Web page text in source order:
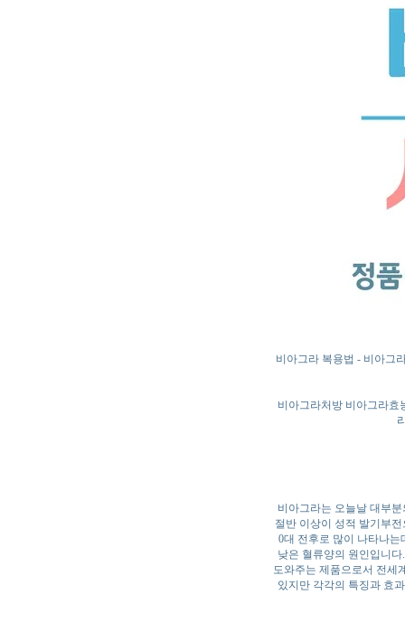
비아그라 복용법 - 비아그
비아그라처방 비아그라효
비아그라는 오늘날 대부
절반 이상이 성적 발기부
0대 전후로 많이 나타나
낮은 혈류양의 원인입니
도와주는 제품으로서 전세
있지만 각각의 특징과 효